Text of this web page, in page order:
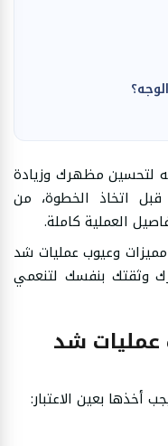
لتحسين مظهرك وزيادة
اتخاذ الخطوة، من
العملية كاملة.
وعيوب عمليات شد
وثقتك بنفسك لتنعمي
شد
أخذها بعين الاعتبار: